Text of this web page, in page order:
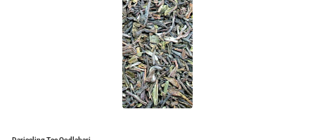
Teemischungen